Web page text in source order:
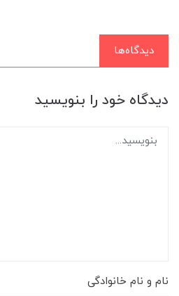
دیدگاه‌ها
دیدگاه خود را بنویسید
نام و نام خانوادگی